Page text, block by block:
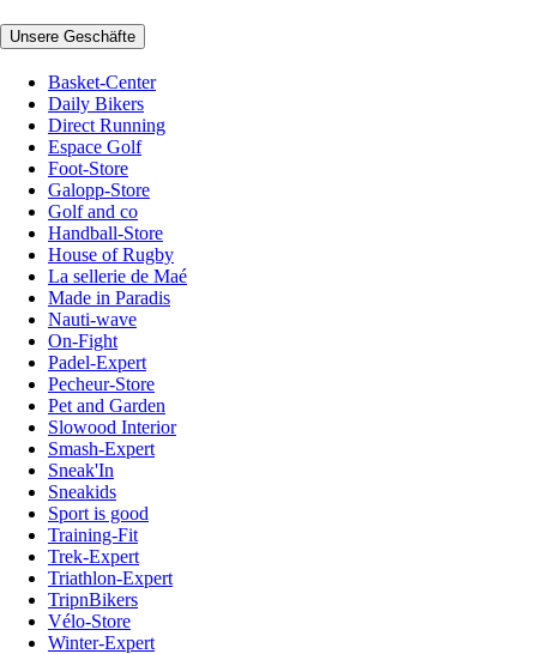
Unsere Geschäfte
Basket-Center
Daily Bikers
Direct Running
Espace Golf
Foot-Store
Galopp-Store
Golf and co
Handball-Store
House of Rugby
La sellerie de Maé
Made in Paradis
Nauti-wave
On-Fight
Padel-Expert
Pecheur-Store
Pet and Garden
Slowood Interior
Smash-Expert
Sneak'In
Sneakids
Sport is good
Training-Fit
Trek-Expert
Triathlon-Expert
TripnBikers
Vélo-Store
Winter-Expert